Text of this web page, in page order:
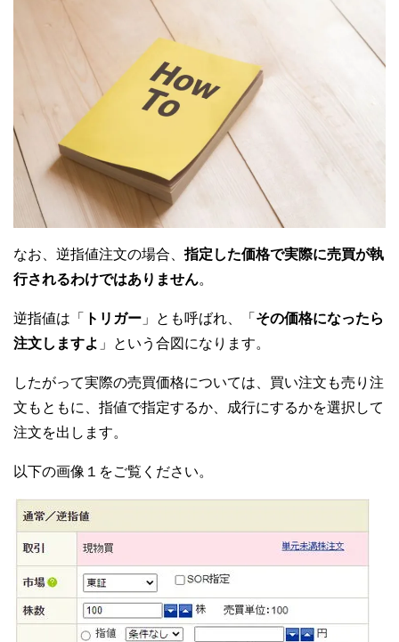
なお、逆指値注文の場合、指定した価格で実際に売買が執
行されるわけではありません。
逆指値は「 トリガー 」とも呼ばれ、「 その価格になったら
注文しますよ 」という合図になります。
したがって実際の売買価格については、買い注文も売り注
文もともに、指値で指定するか、成行にするかを選択して
注文を出します。
以下の画像１をご覧ください。